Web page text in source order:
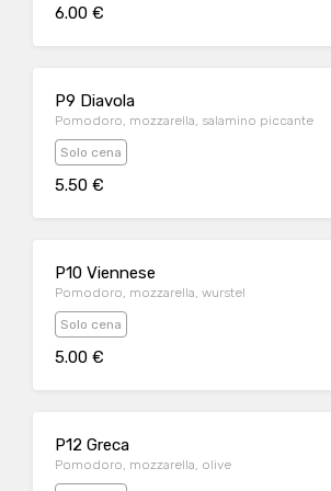
6.00 €
P9 Diavola
Pomodoro, mozzarella, salamino piccante
Solo cena
5.50 €
P10 Viennese
Pomodoro, mozzarella, wurstel
Solo cena
5.00 €
P12 Greca
Pomodoro, mozzarella, olive